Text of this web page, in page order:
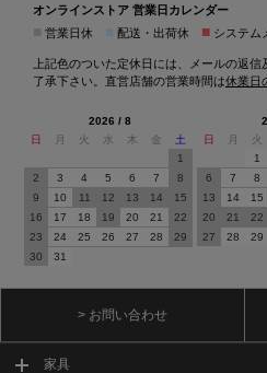
オンラインストア 営業日カレンダー
営業日休 配送・出荷休 ■ システム
上記色のついた定休日には、メールの返
了承下さい。直営店舗の営業時間は休業日
2026 / 8
日
月 火 水 木 金
土
1
2
3 4 5 6 7
8
9
10 11 12 13 14
15
16
17 18 19 20 21
22
23
24 25 26 27 28
29
30
31
日
月 火
1
6
7 8
13
14 15
20
21 22
27
28 29
> お問い合わせ
家具